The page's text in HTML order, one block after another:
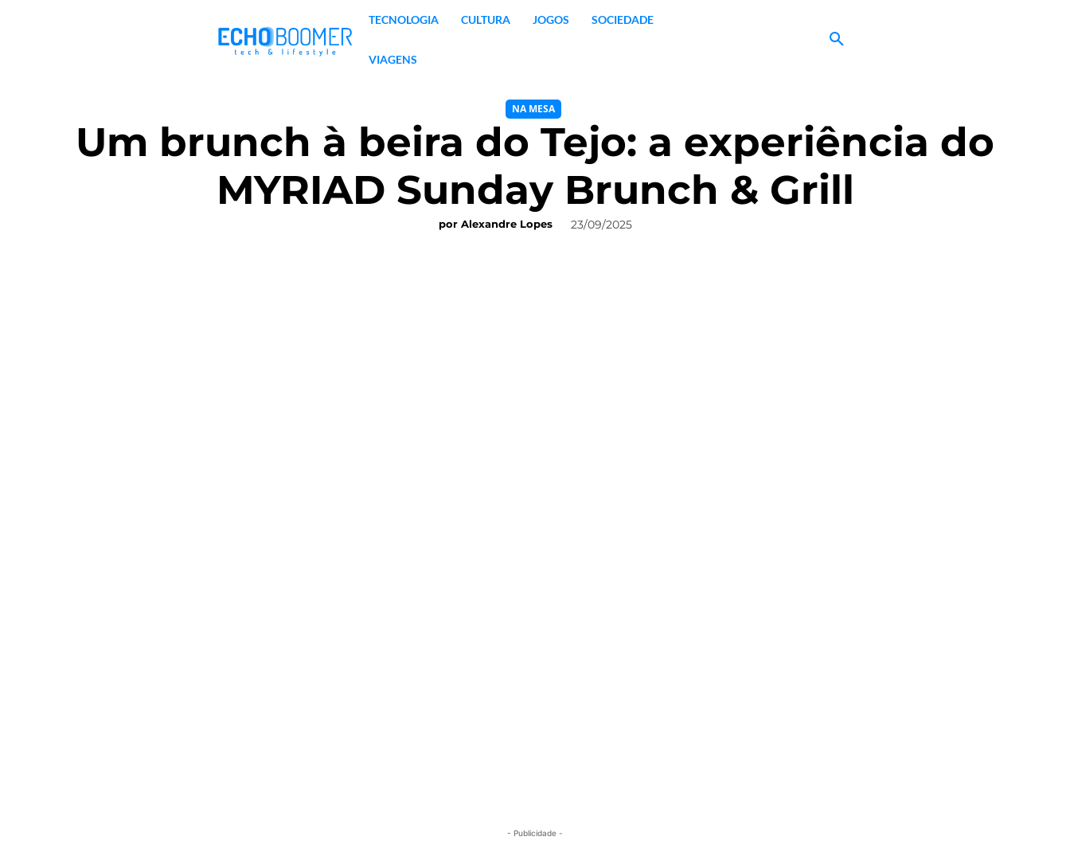
TECNOLOGIA CULTURA JOGOS SOCIEDADE
VIAGENS
NA MESA
Um brunch à beira do Tejo: a experiência do
MYRIAD Sunday Brunch & Grill
por Alexandre Lopes 23/09/2025
- Publicidade -